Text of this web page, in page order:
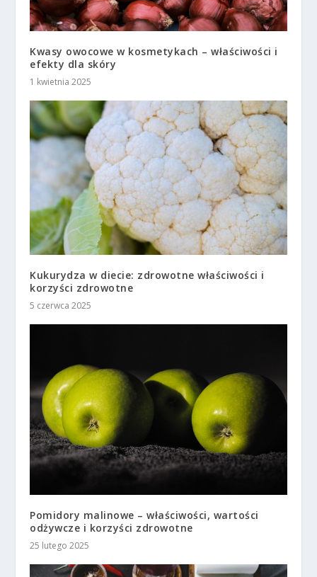
Kwasy owocowe w kosmetykach – właściwości i
efekty dla skóry
1 kwietnia 2025
Kukurydza w diecie: zdrowotne właściwości i
korzyści zdrowotne
5 czerwca 2025
Pomidory malinowe – właściwości, wartości
odżywcze i korzyści zdrowotne
25 lutego 2025